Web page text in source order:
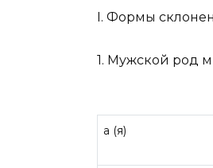
I. Формы
1. Мужской род
а (я)